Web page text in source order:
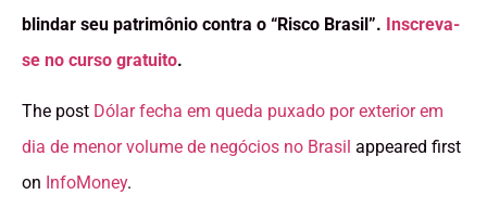
blindar seu patrimônio contra o “Risco Brasil”. Inscreva-
se no curso gratuito.
The post Dólar fecha em queda puxado por exterior em
dia de menor volume de negócios no Brasil appeared first
on InfoMoney.